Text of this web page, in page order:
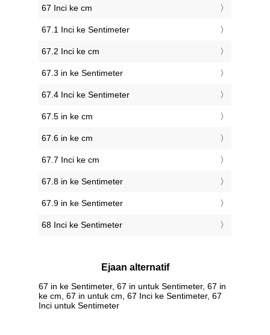
67 Inci ke cm
67.1 Inci ke Sentimeter
67.2 Inci ke cm
67.3 in ke Sentimeter
67.4 Inci ke Sentimeter
67.5 in ke cm
67.6 in ke cm
67.7 Inci ke cm
67.8 in ke Sentimeter
67.9 in ke Sentimeter
68 Inci ke Sentimeter
Ejaan alternatif
67 in ke Sentimeter, 67 in untuk Sentimeter, 67 in
ke cm, 67 in untuk cm, 67 Inci ke Sentimeter, 67
Inci untuk Sentimeter